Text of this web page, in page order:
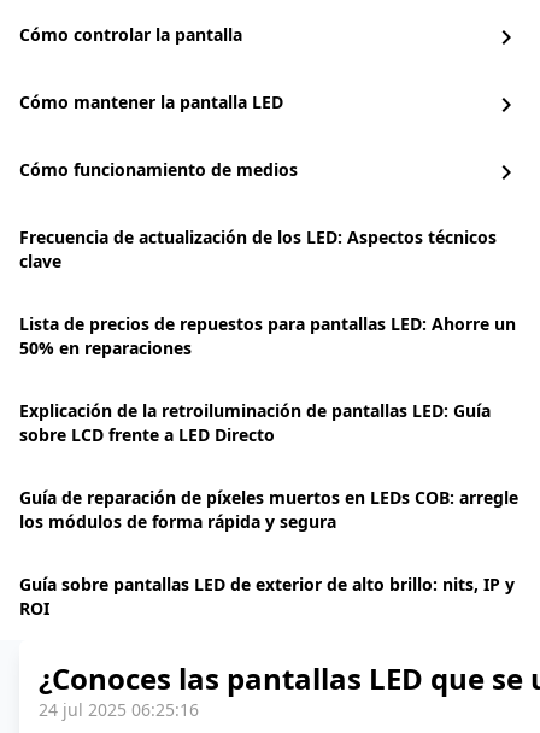
Cómo controlar la pantalla chevron_right
Cómo mantener la pantalla LED chevron_right
Cómo funcionamiento de medios chevron_right
Frecuencia de actualización de los LED: Aspectos técnicos
clave
Lista de precios de repuestos para pantallas LED: Ahorre un
50% en reparaciones
Explicación de la retroiluminación de pantallas LED: Guía
sobre LCD frente a LED Directo
Guía de reparación de píxeles muertos en LEDs COB: arregle
los módulos de forma rápida y segura
Guía sobre pantallas LED de exterior de alto brillo: nits, IP y
ROI
¿Conoces las pantallas LED que
24 jul 2025 06:25:16